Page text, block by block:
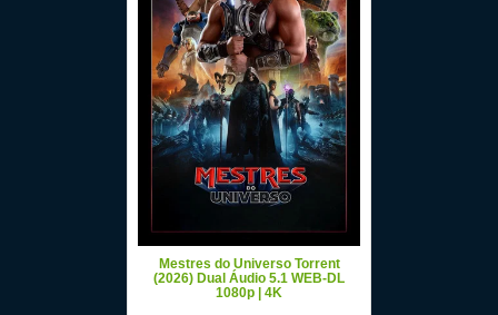
Mestres do Universo Torrent
(2026) Dual Áudio 5.1 WEB-DL
1080p | 4K